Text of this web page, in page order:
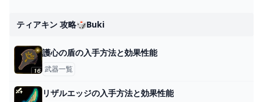
ティアキン 攻略🎲buki
護心の盾の入手方法と効果性能
武器一覧
リザルエッジの入手方法と効果性能